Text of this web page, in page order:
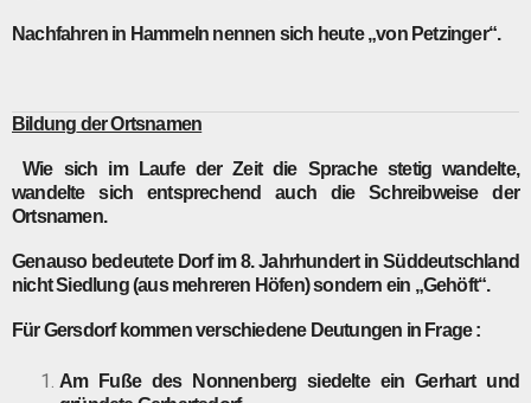
Nachfahren in Hammeln nennen sich heute „von Petzinger“.
Bildung der Ortsnamen
Wie sich im Laufe der Zeit die Sprache stetig wandelte,
wandelte sich entsprechend auch die Schreibweise der
Ortsnamen.
Genauso bedeutete Dorf im 8. Jahrhundert in Süddeutschland
nicht Siedlung (aus mehreren Höfen) sondern ein „Gehöft“.
FürGersdorfkommen verschiedene Deutungen in Frage :
Am Fuße des Nonnenberg siedelte ein Gerhart und